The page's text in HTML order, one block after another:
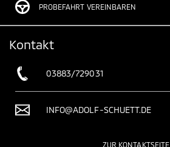
PROBEFAHRT VEREINBAREN
Kontakt
03883/729031
INFO@ADOLF-SCHUETT.DE
ZUR KONTAKTSEITE